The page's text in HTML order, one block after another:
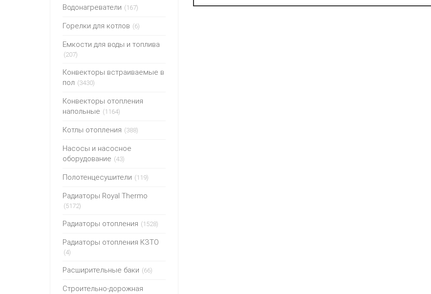
Водонагреватели (167)
Горелки для котлов (6)
Емкости для воды и топлива
(207)
Конвекторы встраиваемые в
пол (3430)
Конвекторы отопления
напольные (1164)
Котлы отопления (388)
Насосы и насосное
оборудование (43)
Полотенцесушители (119)
Радиаторы Royal Thermo
(5172)
Радиаторы отопления (1528)
Радиаторы отопления КЗТО
(4)
Расширительные баки (66)
Строительно-дорожная